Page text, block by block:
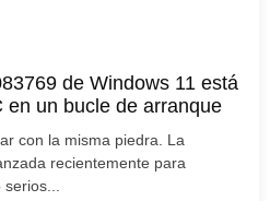
de Windows 11 está
en un bucle de arranque
con la misma piedra. La
recientemente para
serios...